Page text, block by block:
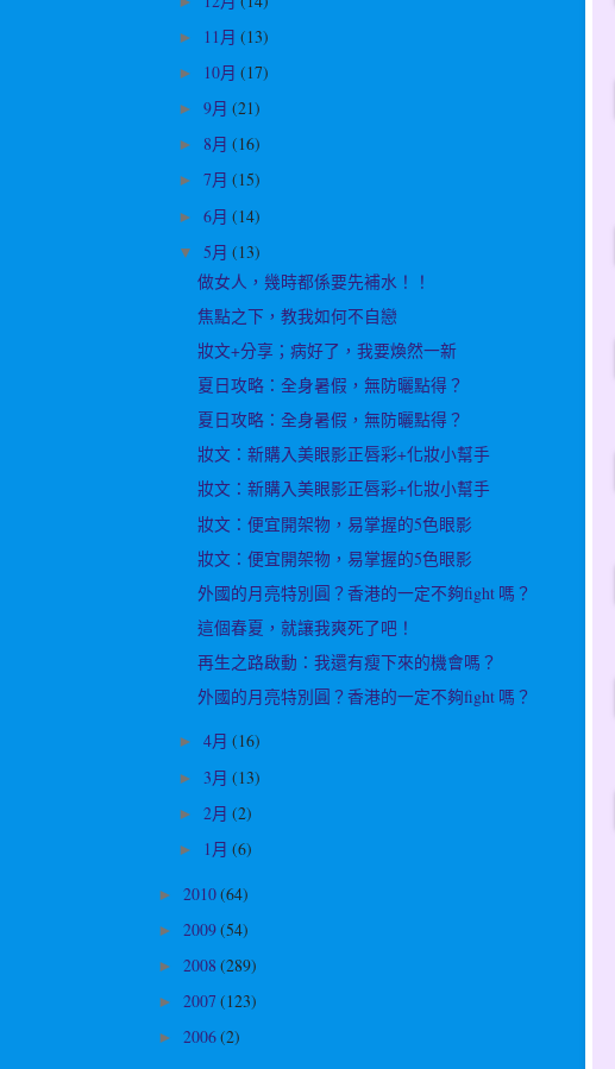
► 11月 (13)
► 10月 (17)
► 9月 (21)
► 8月 (16)
► 7月 (15)
► 6月 (14)
▼ 5月 (13)
做女人，幾時都係要先補水！！
焦點之下，教我如何不自戀
妝文+分享；病好了，我要煥然一新
夏日攻略：全身暑假，無防曬點得？
夏日攻略：全身暑假，無防曬點得？
妝文：新購入美眼影正唇彩+化妝小幫手
妝文：新購入美眼影正唇彩+化妝小幫手
妝文：便宜開架物，易掌握的5色眼影
妝文：便宜開架物，易掌握的5色眼影
外國的月亮特別圓？香港的一定不夠fight 嗎？
這個春夏，就讓我爽死了吧！
再生之路啟動：我還有瘦下來的機會嗎？
外國的月亮特別圓？香港的一定不夠fight 嗎？
► 4月 (16)
► 3月 (13)
► 2月 (2)
► 1月 (6)
► 2010(64)
► 2009(54)
► 2008 (289)
► 2007 (123)
► 2006(2)